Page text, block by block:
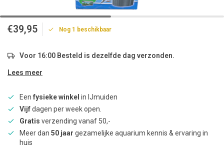
€39,95 Nog 1 beschikbaar
Voor 16:00 Besteld is dezelfde dag verzonden.
Lees meer
Een fysieke winkel in IJmuiden
Vijfdagen per week open.
Gratis verzending vanaf 50,-
Meer dan 50 jaar gezamelijke aquarium kennis & ervaring in
huis